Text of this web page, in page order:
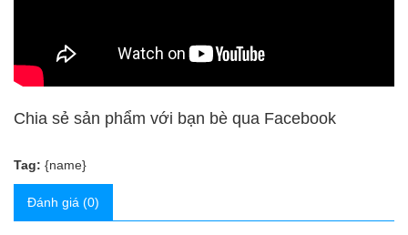
Chia sẻ sản phẩm với bạn bè qua Facebook
Tag: {name}
Đánh giá (0)